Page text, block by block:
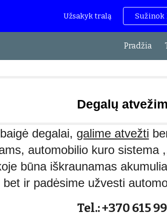
Skip to main contentUžsakyk tralą Sužinok
Pradžia
Degalų
degalai, galime atvežti
automobilio kuro
būna iškraunamas
ir padėsime užvesti
Tel.: +370 615